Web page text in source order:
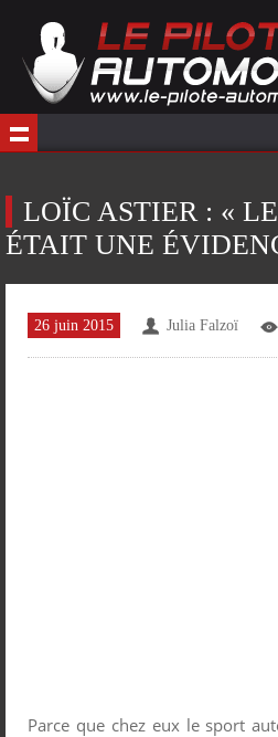
LOÏC ASTIER : «
ÉTAIT UNE
26 juin 2015 Julia Falzoï
Parce que chez eux le sport